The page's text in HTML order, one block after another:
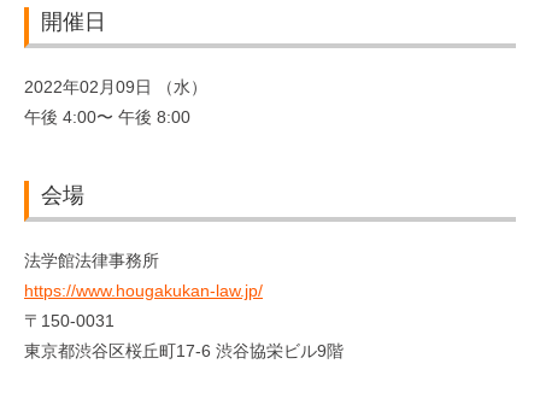
開催日
2022年02月09日 （水）
午後 4:00〜 午後 8:00
会場
法学館法律事務所
https://www.hougakukan-law.jp/
〒150-0031
東京都渋谷区桜丘町17-6 渋谷協栄ビル9階